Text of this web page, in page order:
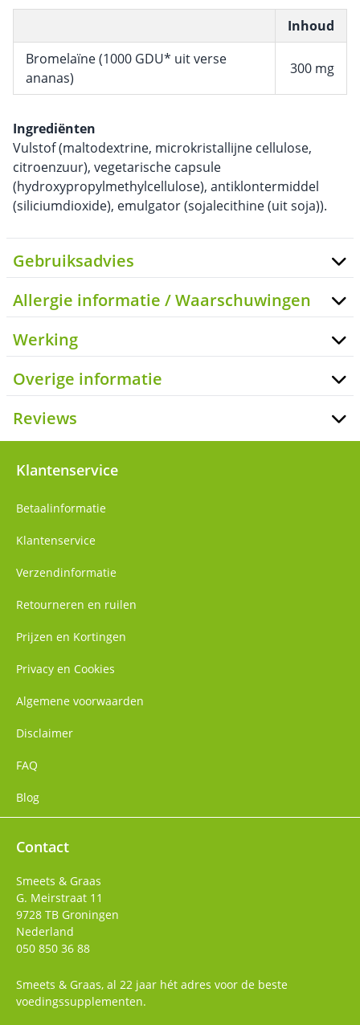
Inhoud
Bromelaïne (1000 GDU* uit verse
ananas)
300 mg
Ingrediënten
Vulstof (maltodextrine, microkristallijne cellulose,
citroenzuur), vegetarische capsule
(hydroxypropylmethylcellulose), antiklontermiddel
(siliciumdioxide), emulgator (sojalecithine (uit soja)).
Gebruiksadvies
Allergie informatie / Waarschuwingen
Werking
Overige informatie
Reviews
Klantenservice
Betaalinformatie
Klantenservice
Verzendinformatie
Retourneren en ruilen
Prijzen en Kortingen
Privacy en Cookies
Algemene voorwaarden
Disclaimer
FAQ
Blog
Contact
Smeets & Graas
G. Meirstraat 11
9728 TB Groningen
Nederland
050 850 36 88
Smeets & Graas, al 22 jaar hét adres voor de beste
voedingssupplementen.